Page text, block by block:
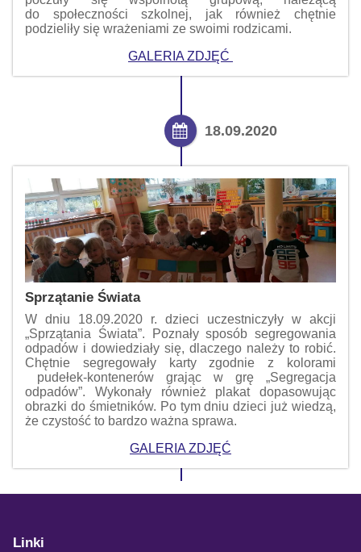
do społeczności szkolnej, jak również chętnie
podzieliły się wrażeniami ze swoimi rodzicami.
GALERIA ZDJĘĆ
18.09.2020
Sprzątanie Świata
W dniu 18.09.2020 r. dzieci uczestniczyły w akcji
„Sprzątania Świata”. Poznały sposób segregowania
odpadów i dowiedziały się, dlaczego należy to robić.
Chętnie segregowały karty zgodnie z kolorami
pudełek-kontenerów grając w grę „Segregacja
odpadów”. Wykonały również plakat dopasowując
obrazki do śmietników. Po tym dniu dzieci już wiedzą,
że czystość to bardzo ważna sprawa.
GALERIA ZDJĘĆ
Linki